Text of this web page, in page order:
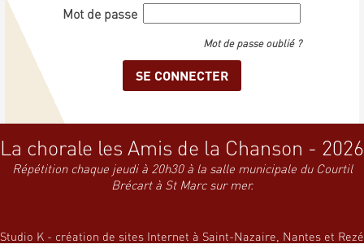
Mot de passe
Mot de passe oublié ?
La chorale les Amis de la Chanson - 2026
Répétition chaque jeudi à 20h30 à la salle municipale du Courtil
Brécart à St Marc sur mer.
Studio K - création de sites Internet à Saint-Nazaire, Nantes et Rezé